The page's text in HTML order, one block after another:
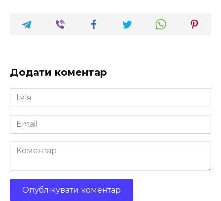
Додати коментар
Ім'я
*
Email
*
Коментар